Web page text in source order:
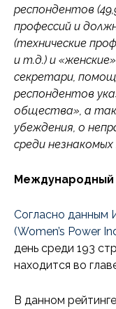
респондентов
профессий и
(технические
и т.д.) и
секретари,
респондентов
общества», а
убеждения, о
среди незнакомых
Международный
Согласно данным
(Women’s Power
день среди 193
находится во
В данном